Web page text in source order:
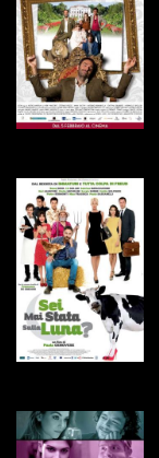
VAI ALLA SCHEDA
GUARDA IL TRAILER
VAI ALLA SCHEDA
GUARDA IL TRAILER